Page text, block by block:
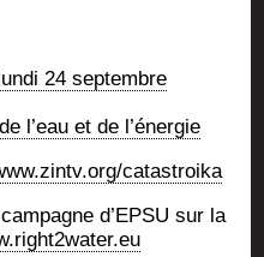
24 septembre
l’eau et de l’énergie
catastroika
d’EP­SU sur la